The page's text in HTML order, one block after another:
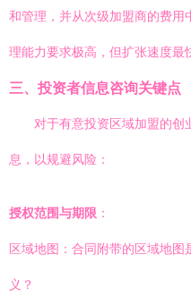
和管理，并从次级加盟商的费用
理能力要求极高，但扩张速度最
三、投资者信息咨询关键点
对于有意投资区域加盟的创
息，以规避风险：
授权范围与期限 ：
区域地图：合同附带的区域地
义？